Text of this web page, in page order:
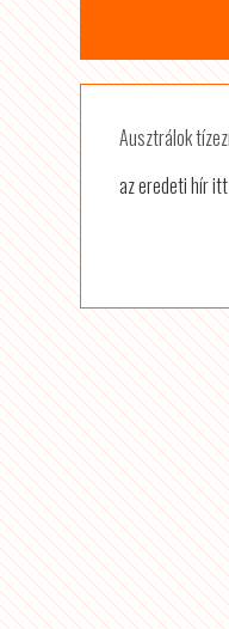
Ausztrálok
az eredeti hír